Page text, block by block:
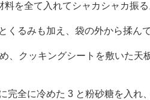
料を全て入れてシャカシャカ振
くるみも加え、袋の外から揉ん
、クッキングシートを敷いた天
完全に冷めた 3 と粉砂糖を入れ